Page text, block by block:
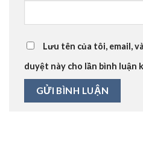
Lưu tên của tôi, email,
duyệt này cho lần bình luận